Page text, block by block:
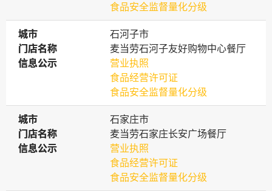
食品安全监督量化分级
城市
城市
石河子市
门店名称
门店名称
麦当劳石河子友好购物中心餐厅
信息公示
信息公示
营业执照
食品经营许可证
食品安全监督量化分级
城市
城市
石家庄市
门店名称
门店名称
麦当劳石家庄长安广场餐厅
信息公示
信息公示
营业执照
食品经营许可证
食品安全监督量化分级